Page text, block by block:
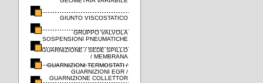
GIUNTO VISCOSTATICO
GRUPPO VALVOLA
SOSPENSIONI PNEUMATICHE
GUARNIZIONE / SEDE SPILLO
/ MEMBRANA
GUARNIZIONI TERMOSTATI /
GUARNIZIONI EGR /
GUARNIZIONE COLLETTOR